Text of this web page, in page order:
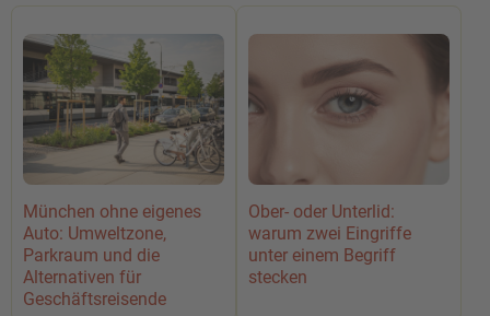
München ohne eigenes
Auto: Umweltzone,
Parkraum und die
Alternativen für
Geschäftsreisende
Ober- oder Unterlid:
warum zwei Eingriffe
unter einem Begriff
stecken